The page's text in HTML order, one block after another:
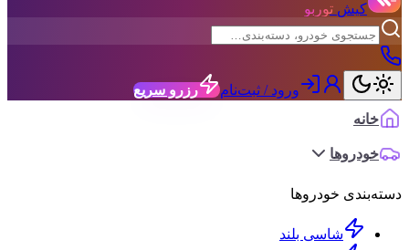
کیش توربو
ورود / ثبت‌نام
رزرو سریع
خانه
خودروها
دسته‌بندی خودروها
شاسی بلند